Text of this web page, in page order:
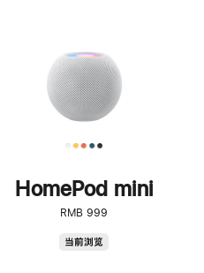
HomePod mini
RMB 999
当前浏览